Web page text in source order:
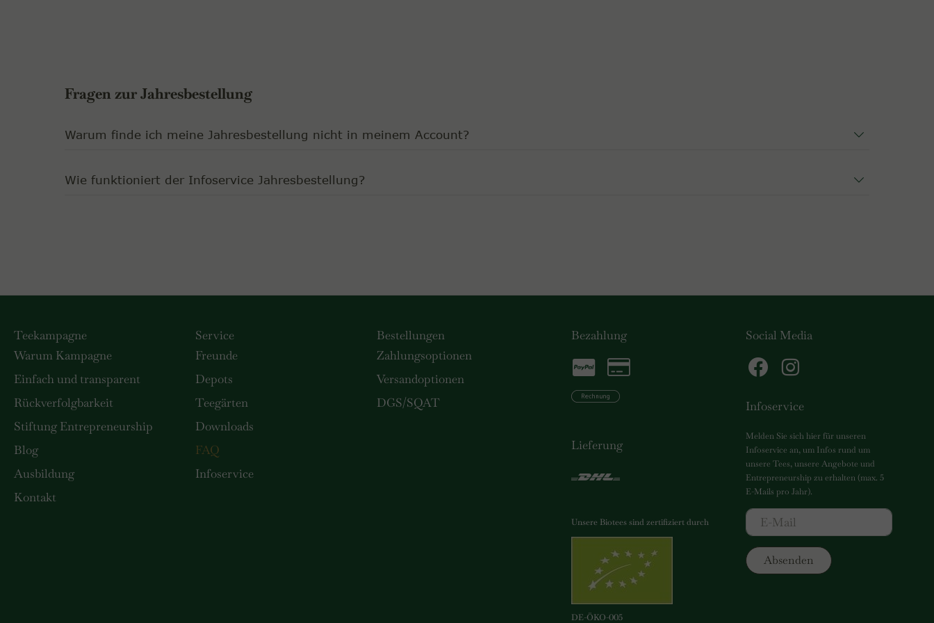
Fragen zur Jahresbestellung
Warum finde ich meine Jahresbestellung nicht in meinem Account?
Wie funktioniert der Infoservice Jahresbestellung?
Teekampagne
Warum Kampagne
Einfach und transparent
Rückverfolgbarkeit
Stiftung Entrepreneurship
Blog
Ausbildung
Kontakt
Service
Freunde
Depots
Teegärten
Downloads
FAQ
Infoservice
Bestellungen
Zahlungsoptionen
Versandoptionen
DGS/SQAT
Bezahlung
Lieferung
Unsere Biotees sind zertifiziert durch
DE-ÖKO-005
Social Media
Infoservice
Melden Sie sich hier für unseren
Infoservice an, um Infos rund um
unsere Tees, unsere Angebote und
Entrepreneurship zu erhalten (max. 5
E-Mails pro Jahr).